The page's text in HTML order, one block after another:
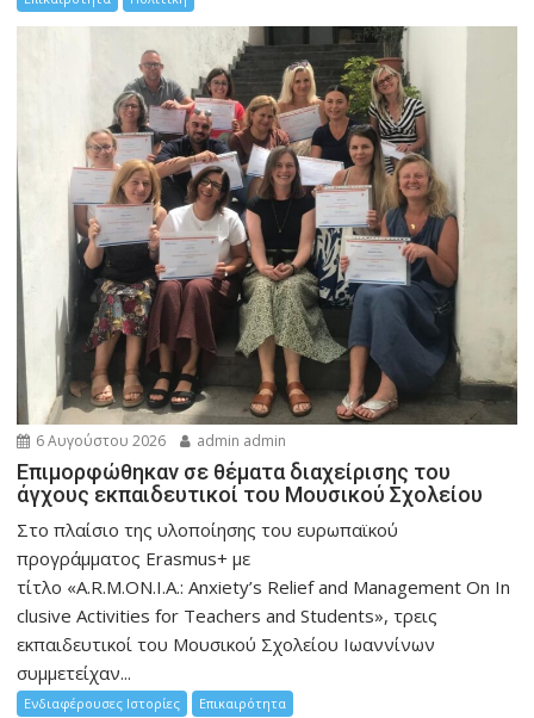
6 Αυγούστου 2026 admin admin
Eπιμορφώθηκαν σε θέματα διαχείρισης του
άγχους εκπαιδευτικοί του Μουσικού Σχολείου
Στο πλαίσιο της υλοποίησης του ευρωπαϊκού
προγράμματος Erasmus+ με
τίτλο «A.R.M.ON.I.A.: Anxiety’s Relief and Management On In
clusive Activities for Teachers and Students», τρεις
εκπαιδευτικοί του Μουσικού Σχολείου Ιωαννίνων
συμμετείχαν...
Ενδιαφέρουσες Ιστορίες Επικαιρότητα